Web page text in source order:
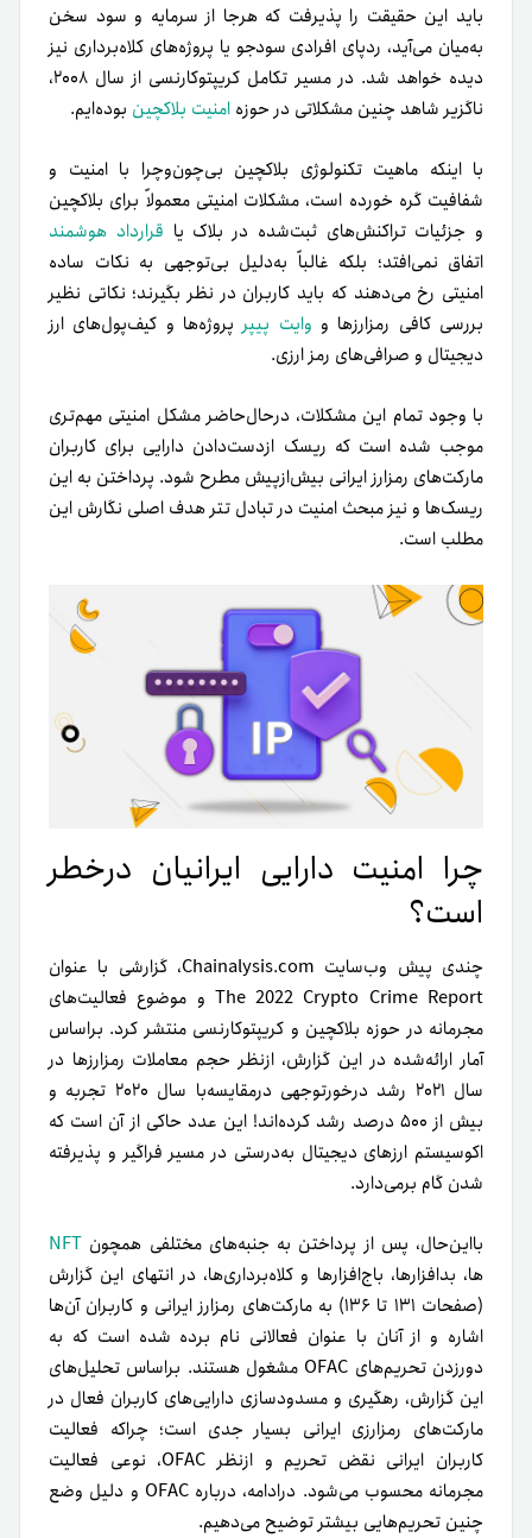
باید این حقیقت را پذیرفت که هرجا از سرمایه و سود سخن
به‌میان می‌آید، ردپای افرادی سودجو یا پروژه‌های کلاه‌برداری نیز
دیده خواهد شد. در مسیر تکامل کریپتوکارنسی از سال ۲۰۰۸،
ناگزیر شاهد چنین مشکلاتی در حوزه امنیت بلاکچین بوده‌ایم.
با اینکه ماهیت تکنولوژی بلاکچین بی‌چون‌و‌چرا با امنیت و
شفافیت گره خورده است، مشکلات امنیتی معمولاً برای بلاکچین
و جزئیات تراکنش‌های ثبت‌شده در بلاک یا قرارداد هوشمند
اتفاق نمی‌افتد؛ بلکه غالباً به‌دلیل بی‌توجهی به نکات ساده
امنیتی رخ می‌دهند که باید کاربران در نظر بگیرند؛ نکاتی نظیر
بررسی کافی رمزارزها و وایت پیپرپروژه‌ها و کیف‌پول‌های ارز
دیجیتال و صرافی‌های رمز ارزی.
با وجود تمام این مشکلات، در‌حال‌حاضر مشکل امنیتی مهم‌تری
موجب شده است که ریسک ازدست‌دادن دارایی برای کاربران
مارکت‌های رمزارز ایرانی بیش‌از‌پیش مطرح شود. پرداختن به این
ریسک‌ها و نیز مبحث امنیت در تبادل تترهدف اصلی نگارش این
مطلب است.
چرا امنیت دارایی ایرانیان درخطر
است؟
چندی پیش وب‌سایت Chainalysis.com، گزارشی با عنوان
The 2022 Crypto Crime Report و موضوع فعالیت‌های
مجرمانه در حوزه بلاکچین و کریپتوکارنسی منتشر کرد. براساس
آمار ارائه‌شده در این گزارش، ازنظر حجم معاملات رمزارزها در
سال ۲۰۲۱ رشد درخورتوجهی درمقایسه‌با سال ۲۰۲۰ تجربه و
بیش از ۵۰۰ درصد رشد کرده‌اند! این عدد حاکی از آن است که
اکوسیستم ارزهای دیجیتال به‌درستی در مسیر فراگیر و پذیرفته
شدن گام برمی‌دارد.
با‌این‌حال، پس از پرداختن به جنبه‌های مختلفی همچون NFT
ها، بدافزارها، باج‌افزارها و کلاه‌برداری‌‌ها، در انتهای این گزارش
(صفحات ۱۳۱ تا ۱۳۶) به مارکت‌های رمزارز ایرانی و کاربران آن‌ها
اشاره و از آنان با عنوان فعالانی نام برده شده است که به
دور‌زدن تحریم‌های OFAC مشغول هستند. بر‌اساس تحلیل‌های
این گزارش، رهگیری و مسدودسازی دارایی‌های کاربران فعال در
مارکت‌های رمزارزی ایرانی بسیار جدی است؛ چرا‌که فعالیت
کاربران ایرانی نقض تحریم و از‌نظر OFAC، نوعی فعالیت
مجرمانه محسوب می‌شود. در‌ادامه، درباره OFAC و دلیل وضع
چنین تحریم‌هایی بیشتر توضیح می‌دهیم.